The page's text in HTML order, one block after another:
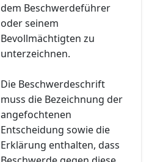
dem Beschwerdeführer
oder seinem
Bevollmächtigten zu
unterzeichnen.
Die Beschwerdeschrift
muss die Bezeichnung der
angefochtenen
Entscheidung sowie die
Erklärung enthalten, dass